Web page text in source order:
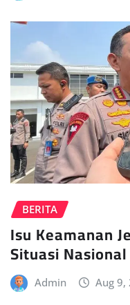
BERITA
Isu Keamanan
Situasi
Admin Aug 9,